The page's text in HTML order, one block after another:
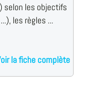
selon les objectifs
les règles ...
la fiche complète